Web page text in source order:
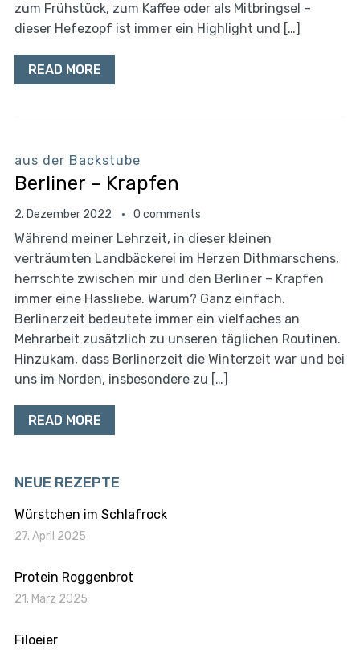
zum Frühstück, zum Kaffee oder als Mitbringsel –
dieser Hefezopf ist immer ein Highlight und […]
READ MORE
aus der Backstube
Berliner – Krapfen
2. Dezember 2022 0 comments
Während meiner Lehrzeit, in dieser kleinen
verträumten Landbäckerei im Herzen Dithmarschens,
herrschte zwischen mir und den Berliner – Krapfen
immer eine Hassliebe. Warum? Ganz einfach.
Berlinerzeit bedeutete immer ein vielfaches an
Mehrarbeit zusätzlich zu unseren täglichen Routinen.
Hinzukam, dass Berlinerzeit die Winterzeit war und bei
uns im Norden, insbesondere zu […]
READ MORE
NEUE REZEPTE
Würstchen im Schlafrock
27. April 2025
Protein Roggenbrot
21. März 2025
Filoeier